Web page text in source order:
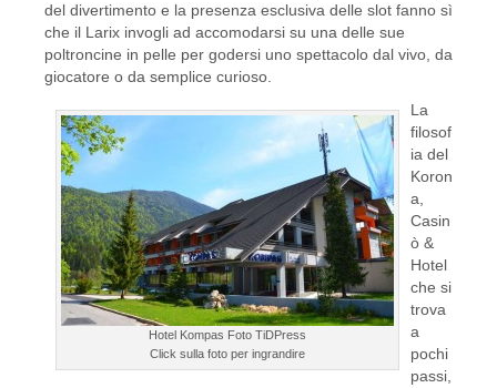
del divertimento e la presenza esclusiva delle slot fanno sì
che il Larix invogli ad accomodarsi su una delle sue
poltroncine in pelle per godersi uno spettacolo dal vivo, da
giocatore o da semplice curioso.
Hotel Kompas Foto TiDPress
Click sulla foto per ingrandire
La
filosof
ia del
Koron
a,
Casin
ò &
Hotel
che si
trova
a
pochi
passi,